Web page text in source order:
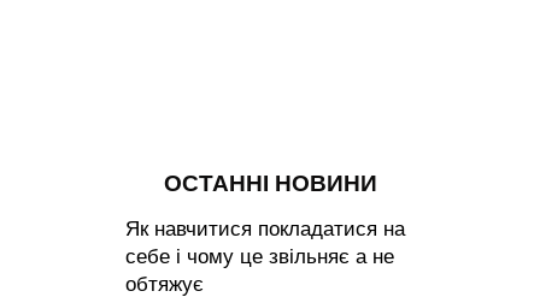
ОСТАННІ НОВИНИ
Як навчитися покладатися на
себе і чому це звільняє а не
обтяжує